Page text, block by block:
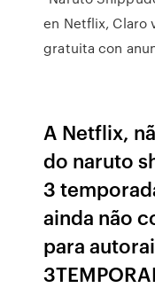
en Netflix, Claro
gratuita con
A Netflix,
do naruto
3
ainda não
para